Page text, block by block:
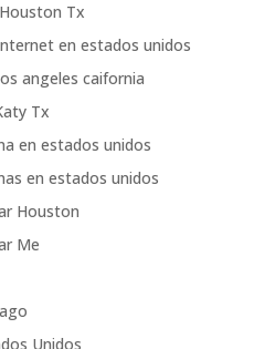
Tx
en estados unidos
angeles caifornia
Tx
en estados unidos
en estados unidos
Houston
Me
Unidos